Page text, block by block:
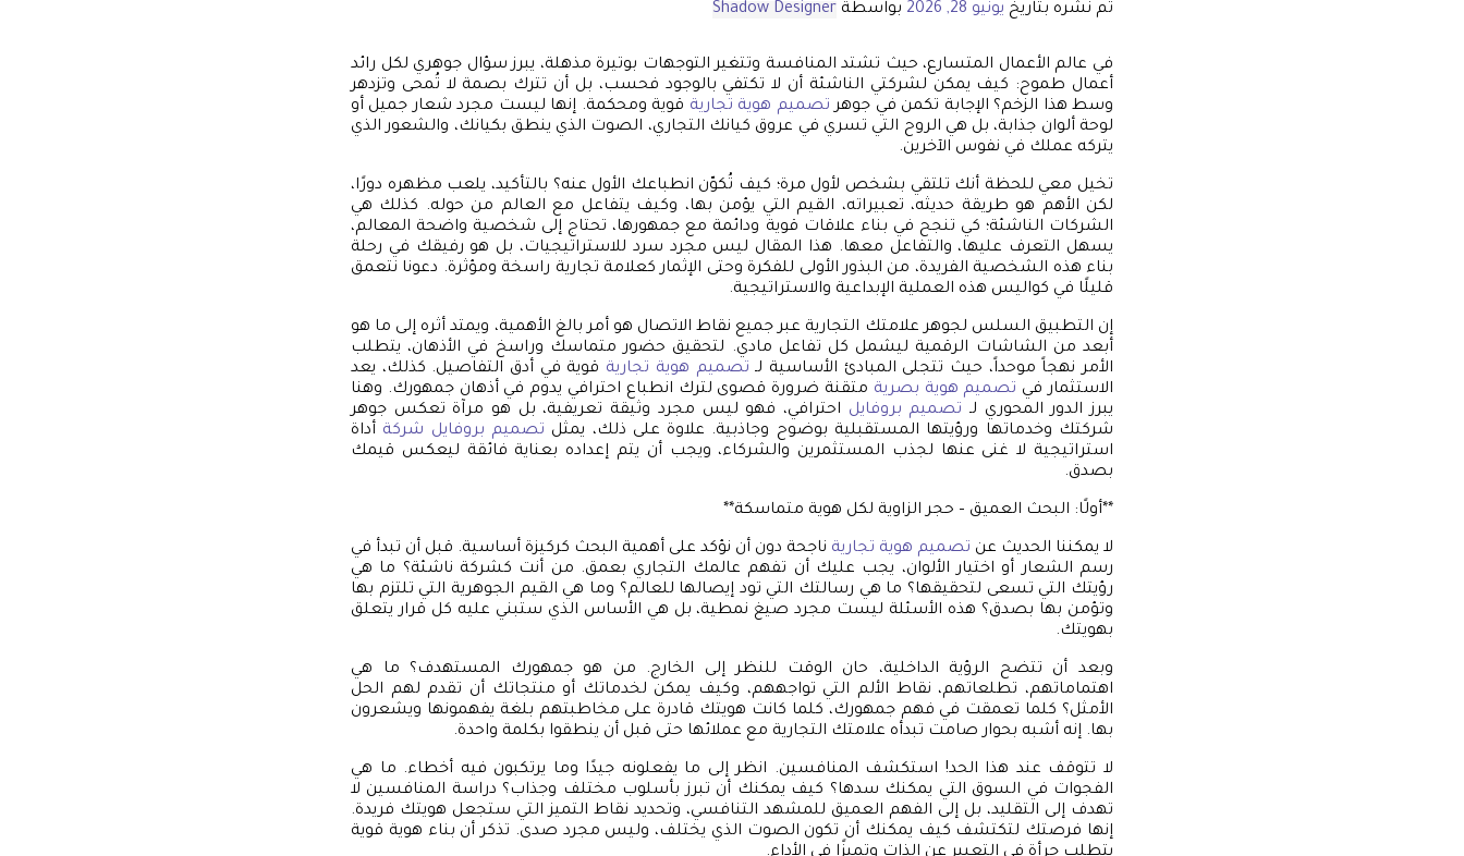
تم نشره بتاريخ يونيو 28, 2026 بواسطة Shadow Designer
في عالم الأعمال المتسارع، حيث تشتد المنافسة وتتغير التوجهات بوتيرة مذهلة، يبرز سؤال جوهري لكل رائد
أعمال طموح: كيف يمكن لشركتي الناشئة أن لا تكتفي بالوجود فحسب، بل أن تترك بصمة لا تُمحى وتزدهر
وسط هذا الزخم؟ الإجابة تكمن في جوهر تصميم هوية تجارية قوية ومحكمة. إنها ليست مجرد شعار جميل أو
لوحة ألوان جذابة، بل هي الروح التي تسري في عروق كيانك التجاري، الصوت الذي ينطق بكيانك، والشعور الذي
يتركه عملك في نفوس الآخرين.
تخيل معي للحظة أنك تلتقي بشخص لأول مرة؛ كيف تُكوّن انطباعك الأول عنه؟ بالتأكيد، يلعب مظهره دورًا،
لكن الأهم هو طريقة حديثه، تعبيراته، القيم التي يؤمن بها، وكيف يتفاعل مع العالم من حوله. كذلك هي
الشركات الناشئة؛ كي تنجح في بناء علاقات قوية ودائمة مع جمهورها، تحتاج إلى شخصية واضحة المعالم،
يسهل التعرف عليها، والتفاعل معها. هذا المقال ليس مجرد سرد للاستراتيجيات، بل هو رفيقك في رحلة
بناء هذه الشخصية الفريدة، من البذور الأولى للفكرة وحتى الإثمار كعلامة تجارية راسخة ومؤثرة. دعونا نتعمق
قليلًا في كواليس هذه العملية الإبداعية والاستراتيجية.
إن التطبيق السلس لجوهر علامتك التجارية عبر جميع نقاط الاتصال هو أمر بالغ الأهمية، ويمتد أثره إلى ما هو
أبعد من الشاشات الرقمية ليشمل كل تفاعل مادي. لتحقيق حضور متماسك وراسخ في الأذهان، يتطلب
الأمر نهجاً موحداً، حيث تتجلى المبادئ الأساسية لـ تصميم هوية تجارية قوية في أدق التفاصيل. كذلك، يعد
الاستثمار في تصميم هوية بصرية متقنة ضرورة قصوى لترك انطباع احترافي يدوم في أذهان جمهورك. وهنا
يبرز الدور المحوري لـ تصميم بروفايل احترافي، فهو ليس مجرد وثيقة تعريفية، بل هو مرآة تعكس جوهر
شركتك وخدماتها ورؤيتها المستقبلية بوضوح وجاذبية. علاوة على ذلك، يمثل تصميم بروفايل شركة أداة
استراتيجية لا غنى عنها لجذب المستثمرين والشركاء، ويجب أن يتم إعداده بعناية فائقة ليعكس قيمك
بصدق.
**أولًا: البحث العميق – حجر الزاوية لكل هوية متماسكة**
لا يمكننا الحديث عن تصميم هوية تجارية ناجحة دون أن نؤكد على أهمية البحث كركيزة أساسية. قبل أن تبدأ في
رسم الشعار أو اختيار الألوان، يجب عليك أن تفهم عالمك التجاري بعمق. من أنت كشركة ناشئة؟ ما هي
رؤيتك التي تسعى لتحقيقها؟ ما هي رسالتك التي تود إيصالها للعالم؟ وما هي القيم الجوهرية التي تلتزم بها
وتؤمن بها بصدق؟ هذه الأسئلة ليست مجرد صيغ نمطية، بل هي الأساس الذي ستبني عليه كل قرار يتعلق
بهويتك.
وبعد أن تتضح الرؤية الداخلية، حان الوقت للنظر إلى الخارج. من هو جمهورك المستهدف؟ ما هي
اهتماماتهم، تطلعاتهم، نقاط الألم التي تواجههم، وكيف يمكن لخدماتك أو منتجاتك أن تقدم لهم الحل
الأمثل؟ كلما تعمقت في فهم جمهورك، كلما كانت هويتك قادرة على مخاطبتهم بلغة يفهمونها ويشعرون
بها. إنه أشبه بحوار صامت تبدأه علامتك التجارية مع عملائها حتى قبل أن ينطقوا بكلمة واحدة.
لا تتوقف عند هذا الحد! استكشف المنافسين. انظر إلى ما يفعلونه جيدًا وما يرتكبون فيه أخطاء. ما هي
الفجوات في السوق التي يمكنك سدها؟ كيف يمكنك أن تبرز بأسلوب مختلف وجذاب؟ دراسة المنافسين لا
تهدف إلى التقليد، بل إلى الفهم العميق للمشهد التنافسي، وتحديد نقاط التميز التي ستجعل هويتك فريدة.
إنها فرصتك لتكتشف كيف يمكنك أن تكون الصوت الذي يختلف، وليس مجرد صدى. تذكر أن بناء هوية قوية